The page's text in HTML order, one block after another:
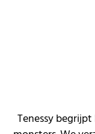
Tenessy